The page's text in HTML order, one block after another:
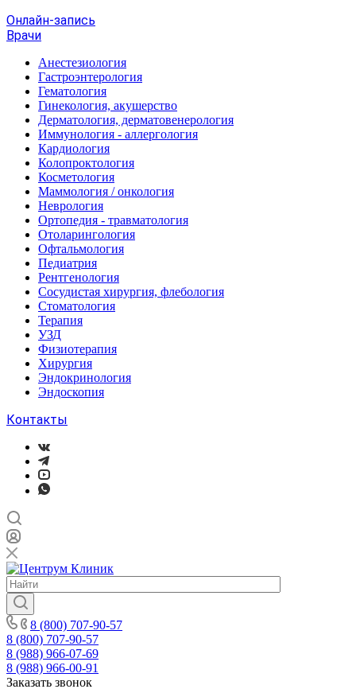
Онлайн-запись
Врачи
Анестезиология
Гастроэнтерология
Гематология
Гинекология, акушерство
Дерматология, дерматовенерология
Иммунология - аллергология
Кардиология
Колопроктология
Косметология
Маммология / онкология
Неврология
Ортопедия - травматология
Отоларингология
Офтальмология
Педиатрия
Рентгенология
Сосудистая хирургия, флебология
Стоматология
Терапия
УЗД
Физиотерапия
Хирургия
Эндокринология
Эндоскопия
Контакты
8 (800) 707-90-57
8 (800) 707-90-57
8 (988) 966-07-69
8 (988) 966-00-91
Заказать звонок